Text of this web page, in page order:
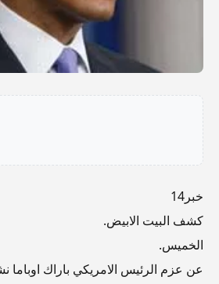
خبر14
كشف البيت الابيض.
الخميس.
عن عزم الرئيس الامريكي باراك